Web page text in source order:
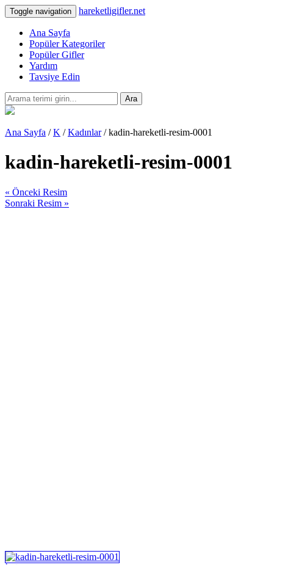
Toggle navigation hareketligifler.net
Ana Sayfa
Popüler Kategoriler
Popüler Gifler
Yardım
Tavsiye Edin
Ara
Ana Sayfa /K /Kadınlar/ kadin-hareketli-resim-0001
kadin-hareketli-resim-0001
« Önceki Resim
Sonraki Resim »